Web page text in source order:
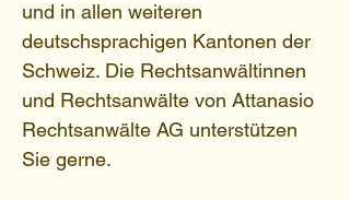
und in allen weiteren
deutschsprachigen Kantonen der
Schweiz. Die Rechtsanwältinnen
und Rechtsanwälte von Attanasio
Rechtsanwälte AG unterstützen
Sie gerne.